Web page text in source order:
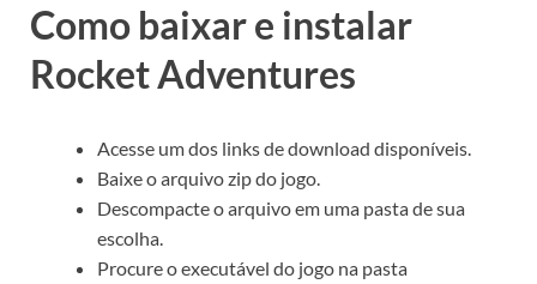
Como baixar e instalar
Rocket Adventures
Acesse um dos links de download disponíveis.
Baixe o arquivo zip do jogo.
Descompacte o arquivo em uma pasta de sua
escolha.
Procure o executável do jogo na pasta